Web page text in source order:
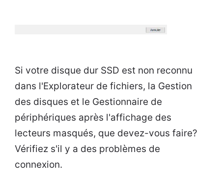
Si votre disque dur SSD est non reconnu
dans l'Explorateur de fichiers, la Gestion
des disques et le Gestionnaire de
périphériques après l'affichage des
lecteurs masqués, que devez-vous faire?
Vérifiez s'il y a des problèmes de
connexion.